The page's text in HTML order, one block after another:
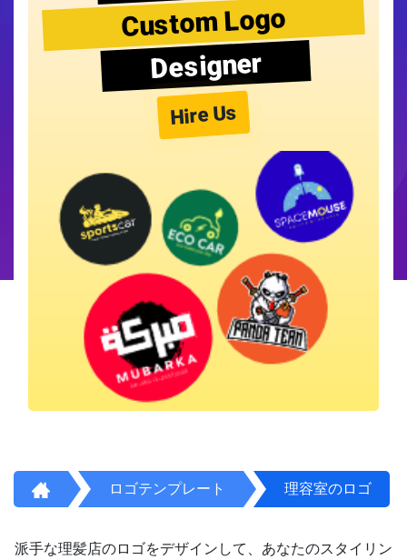
Custom Logo
Designer
Hire Us
ロゴテンプレート 理容室のロゴ
派手な理髪店のロゴをデザインして、あなたのスタイリン